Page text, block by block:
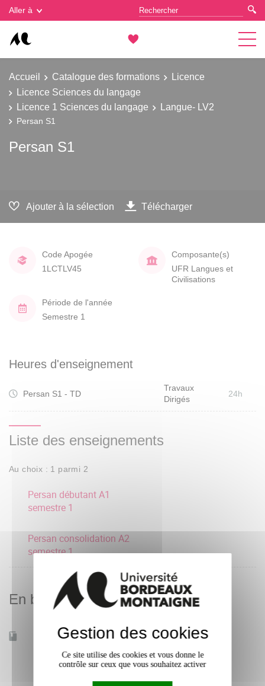
Aller à
Accueil Catalogue des formations
Licence
Licence Sciences du langage
Licence 1 Sciences du langage
Langue- LV2
Persan S1
Persan S1
Ajouter à la sélection Télécharger
Code Apogée
1LCTLV45
Composante(s)
UFR Langues et
Civilisations
Période de l'année
Semestre 1
Heures d'enseignement
Persan S1 - TD
Travaux
Dirigés
24h
Liste des enseignements
Au choix : 1 parmi 2
Persan débutant A1
semestre 1
Persan consolidation A2
semestre 1
En bref
Accessible à distance Non
Gestion des cookies
Gestion des cookies
Ce site utilise des cookies et vous donne le
contrôle sur ceux que vous souhaitez activer